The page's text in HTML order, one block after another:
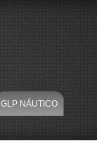
GLP NÁUTICO